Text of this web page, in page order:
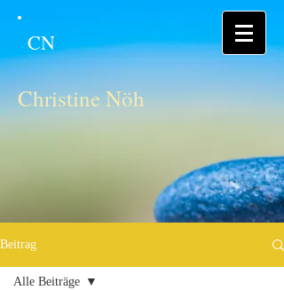
CN
Christine Nöh
Beitrag
Alle Beiträge